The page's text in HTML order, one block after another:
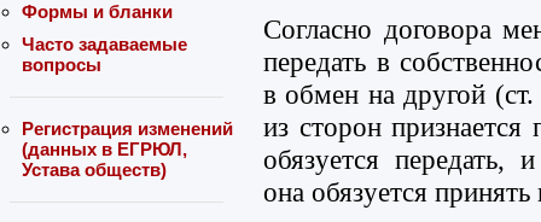
Формы и бланки
Часто задаваемые
вопросы
Регистрация изменений
(данных в ЕГРЮЛ,
Устава обществ)
Согласно договора
передать в
в обмен на другой
из сторон
обязуется передать,
она обязуется